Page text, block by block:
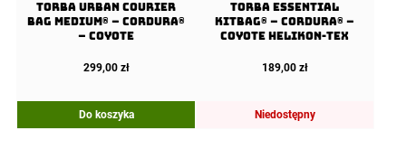
Torba URBAN COURIER
BAG Medium® – Cordura®
– Coyote
299,00 zł
Do koszyka
Torba ESSENTIAL
KITBAG® – Cordura® –
Coyote Helikon-Tex
189,00 zł
Niedostępny